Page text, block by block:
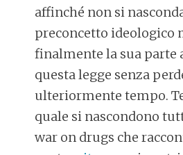
affinché non si
preconcetto ideologico
finalmente la sua parte
questa legge senza
ulteriormente tempo.
quale si nascondono
war on drugs che